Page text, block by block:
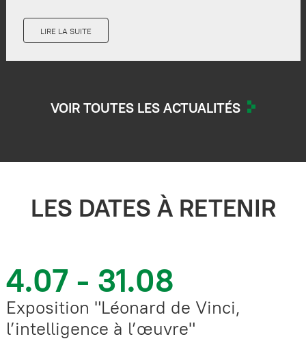
LIRE LA SUITE
VOIR TOUTES LES ACTUALITÉS
LES DATES À RETENIR
4.07 - 31.08
Exposition "Léonard de Vinci,
l’intelligence à l’œuvre"